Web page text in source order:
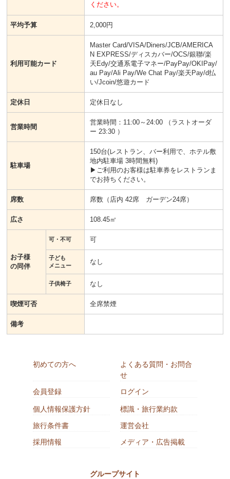
ください。
平均予算 2,000円
利用可能カード
Master Card/VISA/Diners/JCB/AMERICA
N EXPRESS/ディスカバー/OCS/銀聯/楽
天Edy/交通系電子マネー/PayPay/OKIPay/
au Pay/Ali Pay/We Chat Pay/楽天Pay/d払
い/Jcoin/悠遊カード
定休日 定休日なし
営業時間
営業時間：11:00～24:00 （ラストオーダ
ー 23:30 ）
駐車場
150台(レストラン、バー利用で、ホテル敷
地内駐車場 3時間無料)
▶ご利用のお客様は駐車券をレストランま
でお持ちください。
席数 席数（店内 42席 ガーデン24席）
広さ 108.45㎡
お子様
の同伴
可・不可 可
子ども
メニュー
なし
子供椅子 なし
喫煙可否 全席禁煙
備考
初めての方へ
よくある質問・お問合
せ
会員登録
ログイン
個人情報保護方針
標識・旅行業約款
旅行条件書
運営会社
採用情報
メディア・広告掲載
グループサイト